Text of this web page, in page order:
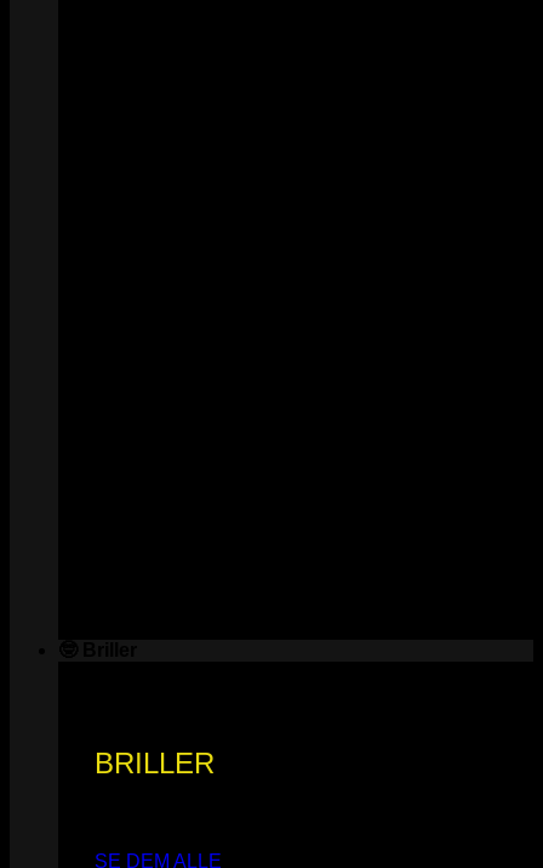
BRILLER
SE DEM ALLE